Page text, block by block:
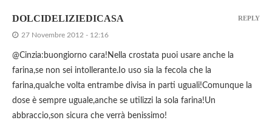
DOLCIDELIZIEDICASA
27 Novembre 2012 - 12:16
@Cinzia:buongiorno cara!Nella crostata puoi usare anche la
farina,se non sei intollerante.Io uso sia la fecola che la
farina,qualche volta entrambe divisa in parti uguali!Comunque la
dose è sempre uguale,anche se utilizzi la sola farina!Un
abbraccio,son sicura che verrà benissimo!
REPLY